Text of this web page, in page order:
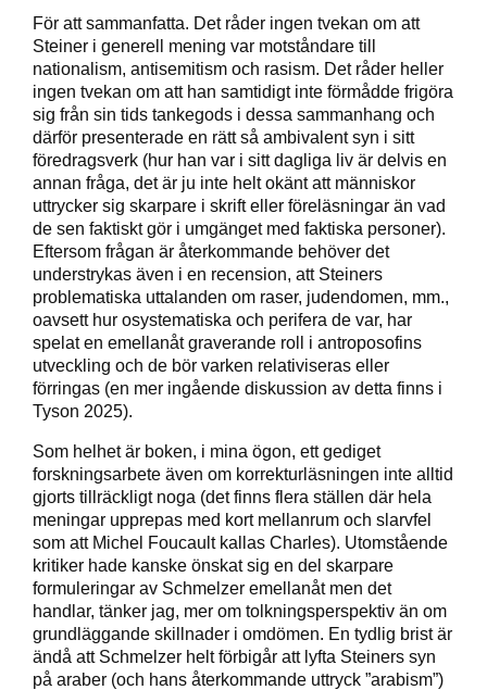
För att sammanfatta. Det råder ingen tvekan om att
Steiner i generell mening var motståndare till
nationalism, antisemitism och rasism. Det råder heller
ingen tvekan om att han samtidigt inte förmådde frigöra
sig från sin tids tankegods i dessa sammanhang och
därför presenterade en rätt så ambivalent syn i sitt
föredragsverk (hur han var i sitt dagliga liv är delvis en
annan fråga, det är ju inte helt okänt att människor
uttrycker sig skarpare i skrift eller föreläsningar än vad
de sen faktiskt gör i umgänget med faktiska personer).
Eftersom frågan är återkommande behöver det
understrykas även i en recension, att Steiners
problematiska uttalanden om raser, judendomen, mm.,
oavsett hur osystematiska och perifera de var, har
spelat en emellanåt graverande roll i antroposofins
utveckling och de bör varken relativiseras eller
förringas (en mer ingående diskussion av detta finns i
Tyson 2025).
Som helhet är boken, i mina ögon, ett gediget
forskningsarbete även om korrekturläsningen inte alltid
gjorts tillräckligt noga (det finns flera ställen där hela
meningar upprepas med kort mellanrum och slarvfel
som att Michel Foucault kallas Charles). Utomstående
kritiker hade kanske önskat sig en del skarpare
formuleringar av Schmelzer emellanåt men det
handlar, tänker jag, mer om tolkningsperspektiv än om
grundläggande skillnader i omdömen. En tydlig brist är
ändå att Schmelzer helt förbigår att lyfta Steiners syn
på araber (och hans återkommande uttryck ”arabism”)